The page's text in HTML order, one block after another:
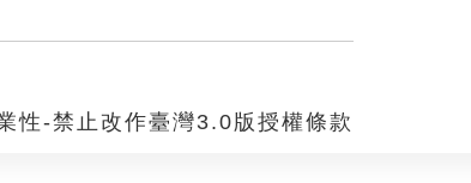
性-禁止改作臺灣3.0版授權條款